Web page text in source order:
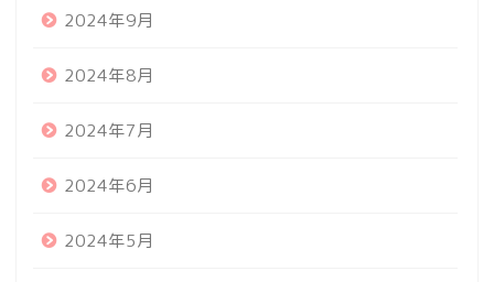
2024年9月
2024年8月
2024年7月
2024年6月
2024年5月